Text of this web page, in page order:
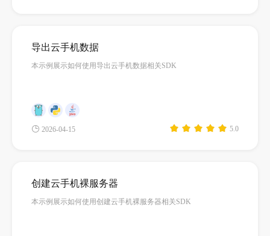
导出云手机数据
本示例展示如何使用导出云手机数据相关SDK
2026-04-15 5.0
创建云手机裸服务器
本示例展示如何使用创建云手机裸服务器相关SDK